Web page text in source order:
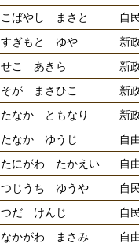
こばやし まさと 自
すぎもと ゆや 新
せこ あきら 新
そが まさひこ 新
たなか ともなり 新
たなか ゆうじ 自
たにがわ たかえい 自
つじうち ゆうや 自
つだ けんじ 自
なかがわ まさみ 自